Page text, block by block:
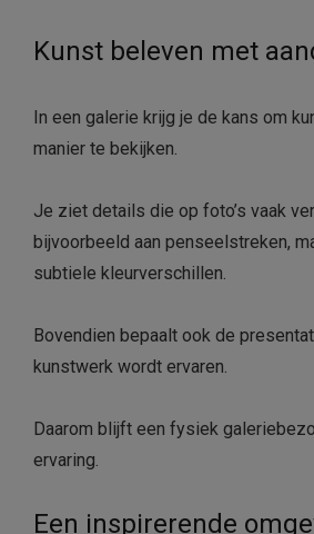
Kunst beleven met
In een galerie krijg je de kans om
manier te bekijken.
Je ziet details die op foto’s vaak
bijvoorbeeld aan penseelstreken,
subtiele kleurverschillen.
Bovendien bepaalt ook de
kunstwerk wordt ervaren.
Daarom blijft een fysiek
ervaring.
Een inspirerende